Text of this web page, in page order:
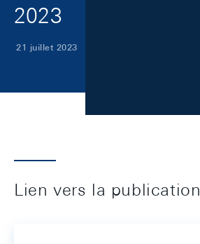
2023
21 juillet 2023
Lien vers la publication